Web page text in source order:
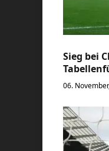
Sieg bei
06.